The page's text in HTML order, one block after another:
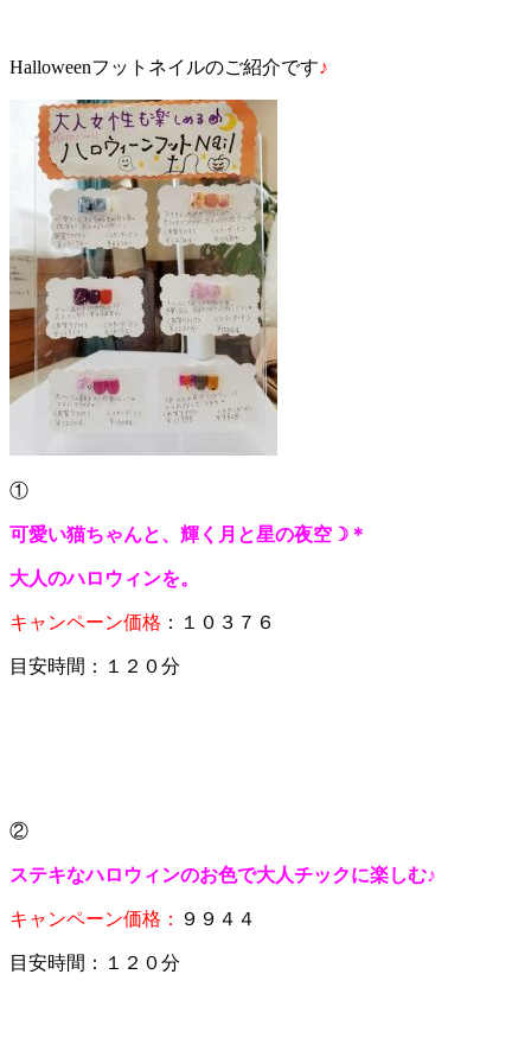
Halloweenフットネイルのご紹介です♪
①
可愛い猫ちゃんと、輝く月と星の夜空☽＊
大人のハロウィンを。
キャンペーン価格 ：１０３７６
目安時間：１２０分
②
ステキなハロウィンのお色で大人チックに楽しむ♪
キャンペーン価格： ９９４４
目安時間：１２０分